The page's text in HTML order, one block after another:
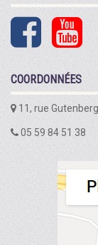
COORDONNÉES
11, rue
05 59 84 51 38